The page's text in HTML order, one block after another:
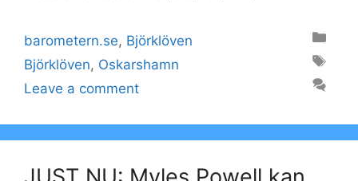
Categories
barometern.se, Björklöven
Tags
Björklöven, Oskarshamn
Leave a comment